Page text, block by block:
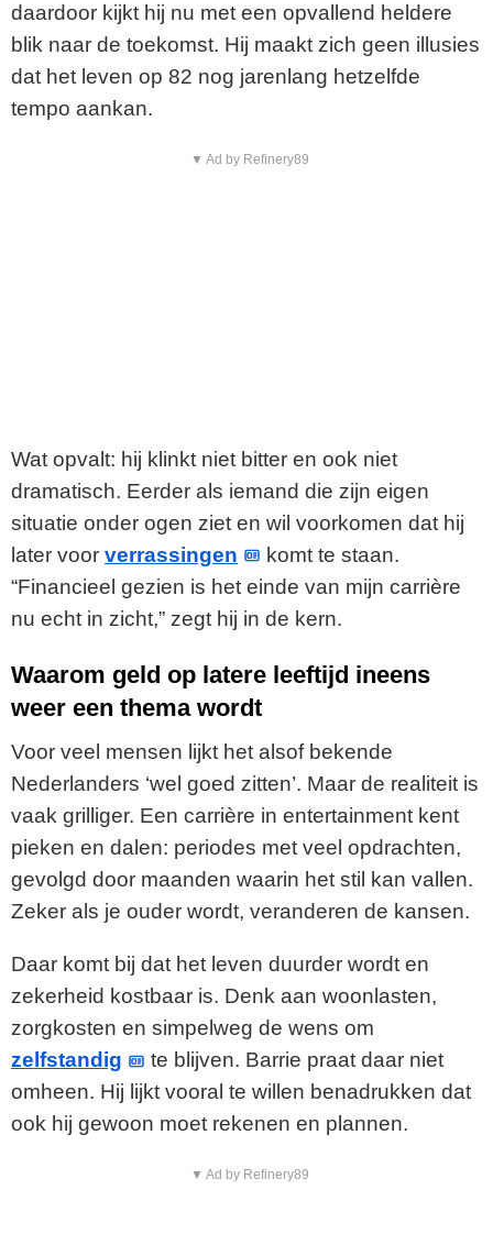
daardoor kijkt hij nu met een opvallend heldere
blik naar de toekomst. Hij maakt zich geen illusies
dat het leven op 82 nog jarenlang hetzelfde
tempo aankan.
▼ Ad by Refinery89
Wat opvalt: hij klinkt niet bitter en ook niet
dramatisch. Eerder als iemand die zijn eigen
situatie onder ogen ziet en wil voorkomen dat hij
later voor verrassingen
komt te staan.
“Financieel gezien is het einde van mijn carrière
nu echt in zicht,” zegt hij in de kern.
Waarom geld op latere leeftijd ineens
weer een thema wordt
Voor veel mensen lijkt het alsof bekende
Nederlanders ‘wel goed zitten’. Maar de realiteit is
vaak grilliger. Een carrière in entertainment kent
pieken en dalen: periodes met veel opdrachten,
gevolgd door maanden waarin het stil kan vallen.
Zeker als je ouder wordt, veranderen de kansen.
Daar komt bij dat het leven duurder wordt en
zekerheid kostbaar is. Denk aan woonlasten,
zorgkosten en simpelweg de wens om
zelfstandig
te blijven. Barrie praat daar niet
omheen. Hij lijkt vooral te willen benadrukken dat
ook hij gewoon moet rekenen en plannen.
▼ Ad by Refinery89